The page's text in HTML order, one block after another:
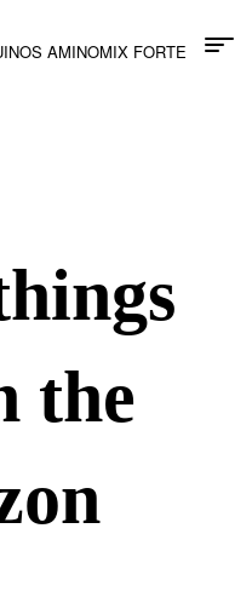
AMINOMIX FORTE
the